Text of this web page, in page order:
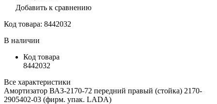
Добавить к сравнению
Код товара: 8442032
В наличии
Код товара
8442032
Все характеристики
Амортизатор ВАЗ-2170-72 передний правый (стойка) 2170-
2905402-03 (фирм. упак. LADA)